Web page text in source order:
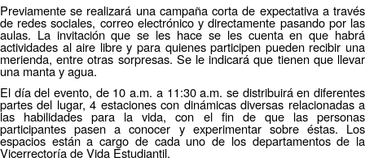
Previamente se realizará una campaña corta de expectativa a través
de redes sociales, correo electrónico y directamente pasando por las
aulas. La invitación que se les hace se les cuenta en que habrá
actividades al aire libre y para quienes participen pueden recibir una
merienda, entre otras sorpresas. Se le indicará que tienen que llevar
una manta y agua.
El día del evento, de 10 a.m. a 11:30 a.m. se distribuirá en diferentes
partes del lugar, 4 estaciones con dinámicas diversas relacionadas a
las habilidades para la vida, con el fin de que las personas
participantes pasen a conocer y experimentar sobre éstas. Los
espacios están a cargo de cada uno de los departamentos de la
Vicerrectoría de Vida Estudiantil.